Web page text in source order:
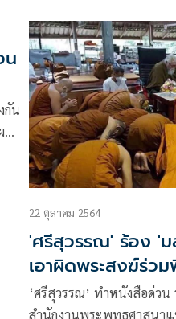
น
กัน
ล
22 ตุลาคม 2564
'ศรีสุวรรณ' ร้อง '
เอาผิดพระสงฆ์ร่ว
‘ศรีสุวรรณ’ ทำหนังสือด่วน
สำนักงานพระพุทธศาสนาแ